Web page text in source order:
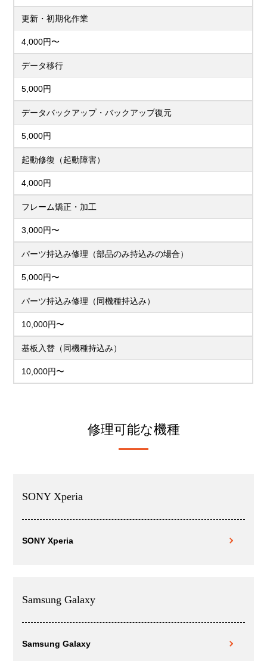
更新・初期化作業
4,000円〜
データ移行
5,000円
データバックアップ・バックアップ復元
5,000円
起動修復（起動障害）
4,000円
フレーム矯正・加工
3,000円〜
パーツ持込み修理（部品のみ持込みの場合）
5,000円〜
パーツ持込み修理（同機種持込み）
10,000円〜
基板入替（同機種持込み）
10,000円〜
修理可能な機種
SONY Xperia
SONY Xperia
Samsung Galaxy
Samsung Galaxy